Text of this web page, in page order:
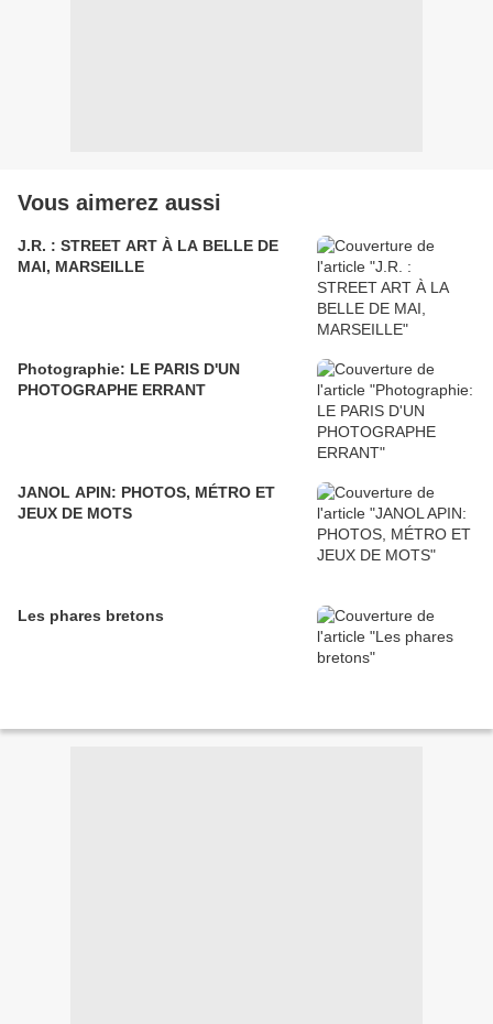
Vous aimerez aussi
J.R. : STREET ART À LA BELLE DE
MAI, MARSEILLE
Photographie: LE PARIS D'UN
PHOTOGRAPHE ERRANT
JANOL APIN: PHOTOS, MÉTRO ET
JEUX DE MOTS
Les phares bretons